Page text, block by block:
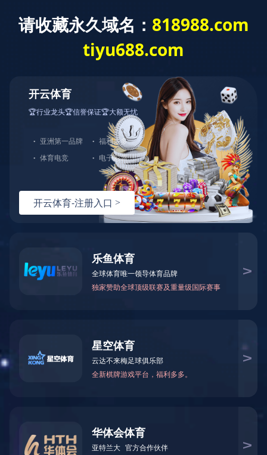
首页 企业概况 业绩实力 新闻
当前位置：首页>> 新闻中心>> 行业新闻
来源：科普中国网 |